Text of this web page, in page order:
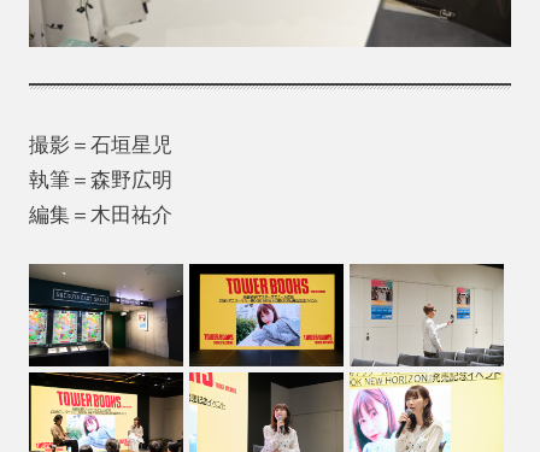
撮影＝石垣星児
執筆＝森野広明
編集＝木田祐介